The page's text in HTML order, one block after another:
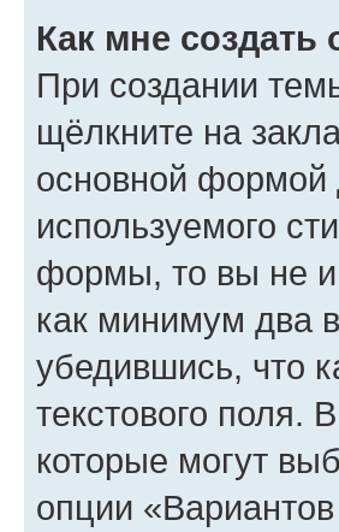
Как мне создать
При создании
щёлкните на
основной формой
используемого
формы, то вы не
как минимум два
убедившись, что
текстового поля.
которые могут
опции